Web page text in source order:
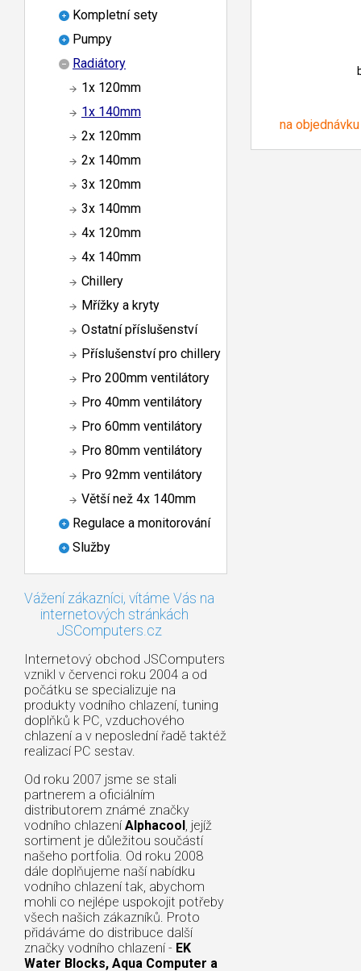
Kompletní sety
Pumpy
Radiátory
1x 120mm
1x 140mm
2x 120mm
2x 140mm
3x 120mm
3x 140mm
4x 120mm
4x 140mm
Chillery
Mřížky a kryty
Ostatní příslušenství
Příslušenství pro chillery
Pro 200mm ventilátory
Pro 40mm ventilátory
Pro 60mm ventilátory
Pro 80mm ventilátory
Pro 92mm ventilátory
Větší než 4x 140mm
Regulace a monitorování
Služby
Vážení zákazníci, vítáme Vás na
internetových stránkách
JSComputers.cz
Internetový obchod JSComputers
vznikl v červenci roku 2004 a od
počátku se specializuje na
produkty vodního chlazení, tuning
doplňků k PC, vzduchového
chlazení a v neposlední řadě taktéž
realizací PC sestav.
Od roku 2007 jsme se stali
partnerem a oficiálním
distributorem známé značky
vodního chlazení Alphacool, jejíž
sortiment je důležitou součástí
našeho portfolia. Od roku 2008
dále doplňujeme naší nabídku
vodního chlazení tak, abychom
mohli co nejlépe uspokojit potřeby
všech našich zákazníků. Proto
přidáváme do distribuce další
značky vodního chlazení - EK
Water Blocks, Aqua Computer a
na objednávku